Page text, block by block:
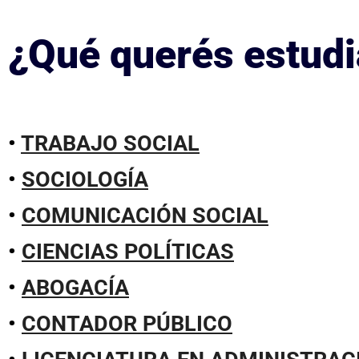
¿Qué querés
• TRABAJO SOCIAL
• SOCIOLOGÍA
• COMUNICACIÓN SOCIAL
• CIENCIAS POLÍTICAS
• ABOGACÍA
• CONTADOR PÚBLICO